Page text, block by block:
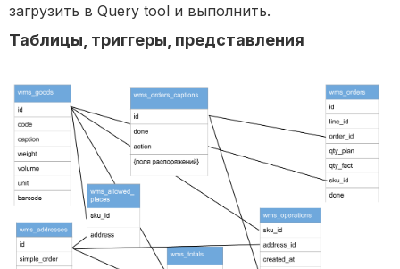
загрузить в Query tool и выполнить.
Таблицы, триггеры, представления